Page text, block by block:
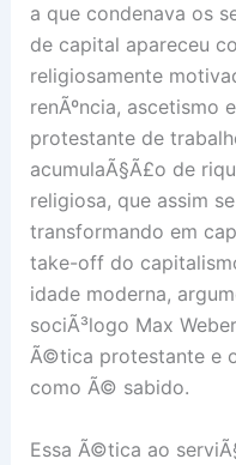
a que condenava os
de capital apareceu
religiosamente
renÃºncia, ascetismo
protestante de
acumulaÃ§Ã£o de
religiosa, que assim
transformando em
take-off do
idade moderna,
sociÃ³logo Max
Ã©tica protestante e
como Ã© sabido.
Essa Ã©tica ao